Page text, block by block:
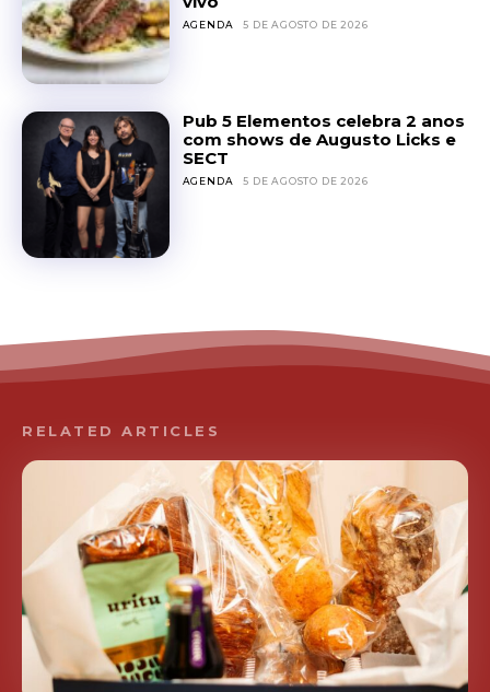
AGENDA 5 DE AGOSTO DE 2026
Pub 5 Elementos celebra 2 anos
com shows de Augusto Licks e
SECT
AGENDA 5 DE AGOSTO DE 2026
RELATED ARTICLES